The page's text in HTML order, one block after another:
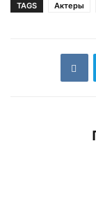
TAGS Актеры